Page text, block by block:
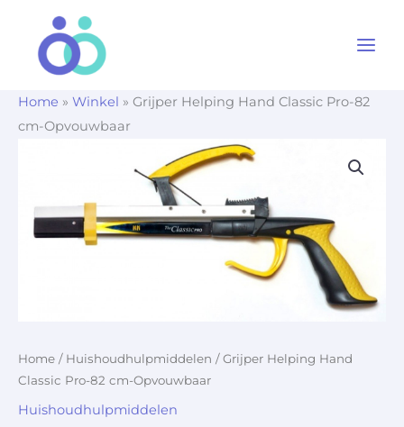
Home » Winkel » Grijper Helping Hand Classic Pro-82
cm-Opvouwbaar
Home / Huishoudhulpmiddelen / Grijper Helping Hand
Classic Pro-82 cm-Opvouwbaar
Huishoudhulpmiddelen